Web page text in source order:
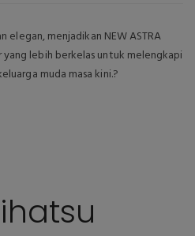
elegan, menjadikan NEW ASTRA
yang lebih berkelas untuk melengkapi
muda masa kini.?